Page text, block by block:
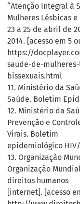
“Atenção Integral à
Mulheres Lésbicas
23 a 25 de abril de
2014. [acesso em 5
https://
saude-de-
bissexuais.html
11. Ministério da
Saúde. Boletim
12. Ministério da
Prevenção e
Virais. Boletim
epidemiológico
13. Organização
Organização
direitos humanos
[internet]. [acesso